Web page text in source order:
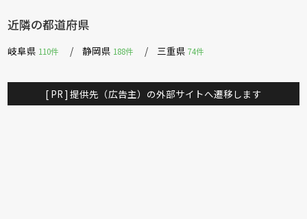
近隣の都道府県
岐阜県 110件 静岡県 188件 三重県74件
[ PR ] 提供先（広告主）の外部サイトへ遷移します